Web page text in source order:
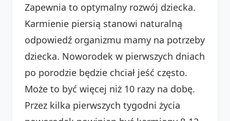
Zapewnia to optymalny rozwój dziecka.
Karmienie piersią stanowi naturalną
odpowiedź organizmu mamy na potrzeby
dziecka. Noworodek w pierwszych dniach
po porodzie będzie chciał jeść często.
Może to być więcej niż 10 razy na dobę.
Przez kilka pierwszych tygodni życia